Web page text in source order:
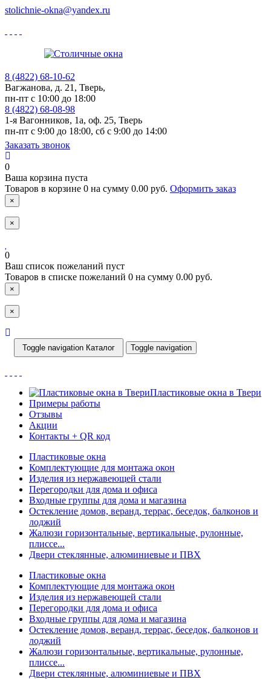
stolichnie-okna@yandex.ru
8 (4822) 68-10-62
Вагжанова, д. 21, Тверь,
пн-пт с 10:00 до 18:00
8 (4822) 68-08-98
1-я Вагонников, 1а, оф. 25, Тверь
пн-пт с 9:00 до 18:00, cб с 9:00 до 14:00
Заказать звонок
0
Ваша корзина пуста
Товаров в корзине 0 на сумму 0.00 руб. Оформить заказ
×
×
0
Ваш список пожеланий пуст
Товаров в списке пожеланий 0 на сумму 0.00 руб.
×
×
Toggle navigation Каталог Toggle navigation
Пластиковые окна в Твери
Примеры работы
Отзывы
Акции
Контакты + QR код
Пластиковые окна
Комплектующие для монтажа окон
Изделия из нержавеющей стали
Перегородки для дома и офиса
Входные группы для дома и магазина
Остекление домов, веранд, террас, беседок, балконов и
лоджий
Жалюзи горизонтальные, вертикальные, рулонные,
плиссе...
Двери стеклянные, алюминиевые и ПВХ
Пластиковые окна
Комплектующие для монтажа окон
Изделия из нержавеющей стали
Перегородки для дома и офиса
Входные группы для дома и магазина
Остекление домов, веранд, террас, беседок, балконов и
лоджий
Жалюзи горизонтальные, вертикальные, рулонные,
плиссе...
Двери стеклянные, алюминиевые и ПВХ